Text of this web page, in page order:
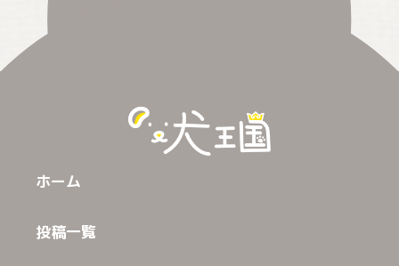
ホーム
投稿一覧